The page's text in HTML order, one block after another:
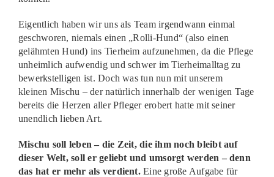
Eigentlich haben wir uns als Team irgendwann einmal
geschworen, niemals einen „Rolli-Hund“ (also einen
gelähmten Hund) ins Tierheim aufzunehmen, da die Pflege
unheimlich aufwendig und schwer im Tierheimalltag zu
bewerkstelligen ist. Doch was tun nun mit unserem
kleinen Mischu – der natürlich innerhalb der wenigen Tage
bereits die Herzen aller Pfleger erobert hatte mit seiner
unendlich lieben Art.
Mischu soll leben – die Zeit, die ihm noch bleibt auf
dieser Welt, soll er geliebt und umsorgt werden – denn
das hat er mehr als verdient.Eine große Aufgabe für